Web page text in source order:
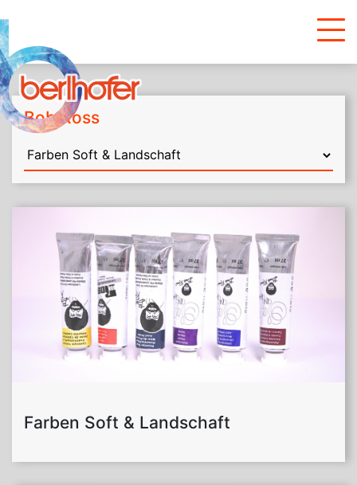
Bob Ross
Farben Soft & Landschaft